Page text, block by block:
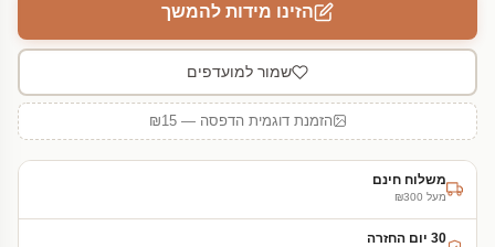
הזינו מידות להמשך
שמור למועדפים
הזמנת דוגמית הדפסה — ₪15
משלוח חינם
מעל ₪300
30 יום החזרה